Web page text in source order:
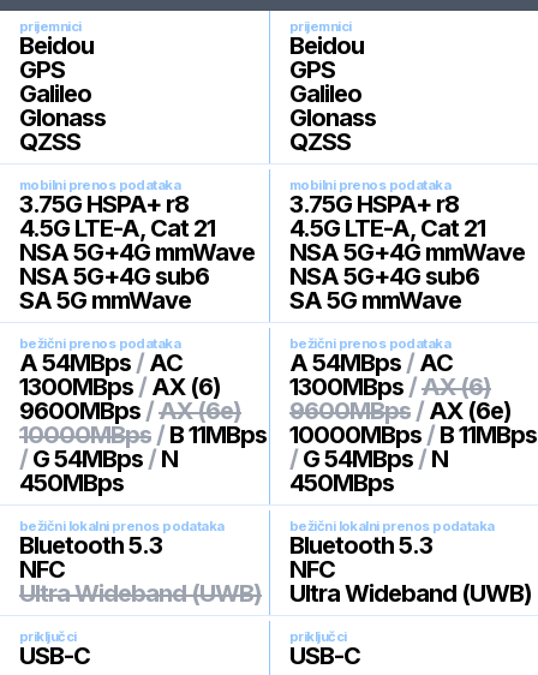
prijemnici
Beidou
GPS
Galileo
Glonass
QZSS
prijemnici
Beidou
GPS
Galileo
Glonass
QZSS
mobilni prenos podataka
3.75G HSPA+ r8
4.5G LTE-A, Cat 21
NSA 5G+4G mmWave
NSA 5G+4G sub6
SA 5G mmWave
mobilni prenos podataka
3.75G HSPA+ r8
4.5G LTE-A, Cat 21
NSA 5G+4G mmWave
NSA 5G+4G sub6
SA 5G mmWave
bežični prenos podataka
A 54MBps / AC
1300MBps / AX (6)
9600MBps /AX (6e)
10000MBps / B 11MBps
/ G 54MBps / N
450MBps
bežični prenos podataka
A 54MBps / AC
1300MBps /AX (6)
9600MBps / AX (6e)
10000MBps / B 11MBps
/ G 54MBps / N
450MBps
bežični lokalni prenos podataka
Bluetooth 5.3
NFC
Ultra Wideband (UWB)
bežični lokalni prenos podataka
Bluetooth 5.3
NFC
Ultra Wideband (UWB)
priključci
USB-C
priključci
USB-C